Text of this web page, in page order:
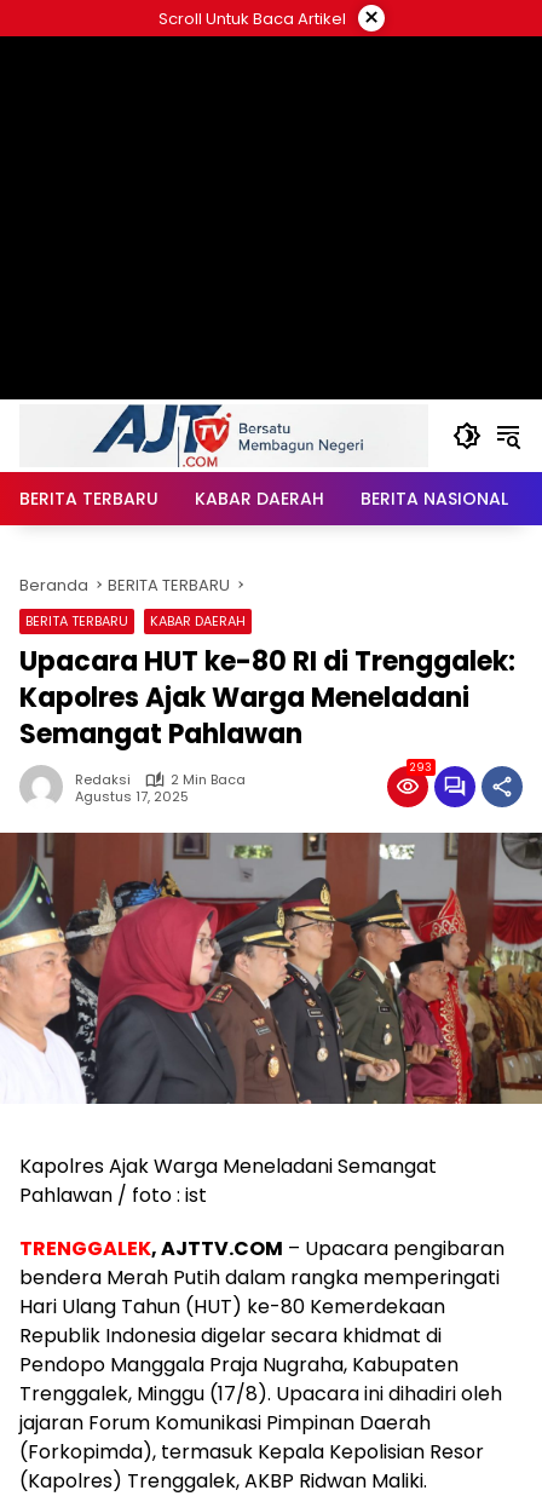
ke
Scroll Untuk Baca Artikel ×
BERITA TERBARU KABAR DAERAH BERITA NASIONAL
Beranda BERITA TERBARU
BERITA TERBARU KABAR DAERAH
Upacara HUT ke-80 RI di Trenggalek:
Kapolres Ajak Warga Meneladani
Semangat Pahlawan
Redaksi
2 Min Baca
Agustus 17, 2025
293
Kapolres Ajak Warga Meneladani Semangat
Pahlawan / foto : ist
TRENGGALEK, AJTTV.COM – Upacara pengibaran
bendera Merah Putih dalam rangka memperingati
Hari Ulang Tahun (HUT) ke-80 Kemerdekaan
Republik Indonesia digelar secara khidmat di
Pendopo Manggala Praja Nugraha, Kabupaten
Trenggalek, Minggu (17/8). Upacara ini dihadiri oleh
jajaran Forum Komunikasi Pimpinan Daerah
(Forkopimda), termasuk Kepala Kepolisian Resor
(Kapolres) Trenggalek, AKBP Ridwan Maliki.